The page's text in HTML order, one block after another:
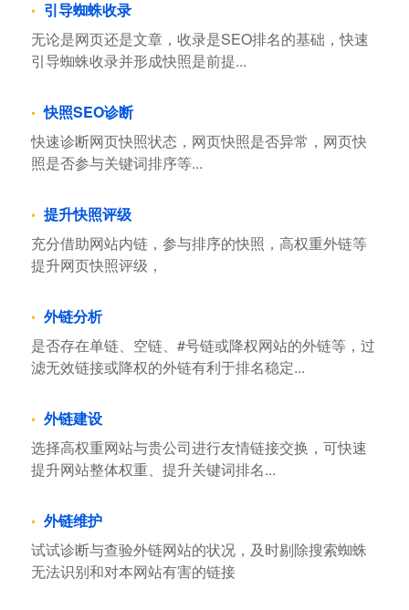
引导蜘蛛收录
无论是网页还是文章，收录是SEO排名的基础，快速
引导蜘蛛收录并形成快照是前提...
快照SEO诊断
快速诊断网页快照状态，网页快照是否异常，网页快
照是否参与关键词排序等...
提升快照评级
充分借助网站内链，参与排序的快照，高权重外链等
提升网页快照评级，
外链分析
是否存在单链、空链、#号链或降权网站的外链等，过
滤无效链接或降权的外链有利于排名稳定...
外链建设
选择高权重网站与贵公司进行友情链接交换，可快速
提升网站整体权重、提升关键词排名...
外链维护
试试诊断与查验外链网站的状况，及时剔除搜索蜘蛛
无法识别和对本网站有害的链接